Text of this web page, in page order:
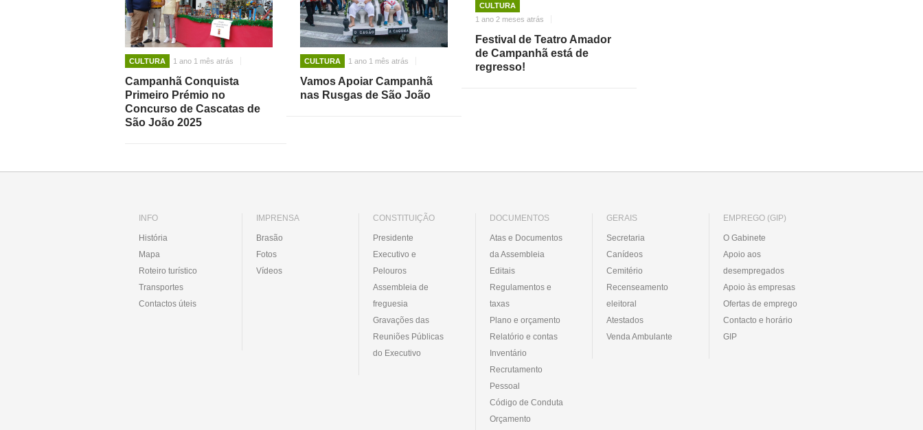
CULTURA 1 ano 1 mês atrás
Campanhã Conquista
Primeiro Prémio no
Concurso de Cascatas de
São João 2025
CULTURA 1 ano 1 mês atrás
Vamos Apoiar Campanhã
nas Rusgas de São João
CULTURA
1 ano 2 meses atrás
Festival de Teatro Amador
de Campanhã está de
regresso!
INFO
História
Mapa
Roteiro turístico
Transportes
Contactos úteis
IMPRENSA
Brasão
Fotos
Vídeos
CONSTITUIÇÃO
Presidente
Executivo e
Pelouros
Assembleia de
freguesia
Gravações das
Reuniões Públicas
do Executivo
DOCUMENTOS
Atas e Documentos
da Assembleia
Editais
Regulamentos e
taxas
Plano e orçamento
Relatório e contas
Inventário
Recrutamento
Pessoal
Código de Conduta
Orçamento
GERAIS
Secretaria
Canídeos
Cemitério
Recenseamento
eleitoral
Atestados
Venda Ambulante
EMPREGO (GIP)
O Gabinete
Apoio aos
desempregados
Apoio às empresas
Ofertas de emprego
Contacto e horário
GIP